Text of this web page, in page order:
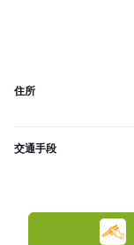
住所
交通手段